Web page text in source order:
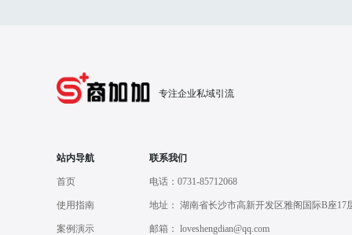
用户留资
支付对接
短信短链
公用小程序加粉
专注企业私域引流
站内导航
首页
使用指南
案例演示
联系我们
电话：0731-85712068
地址： 湖南省长沙市高新开发区雅阁国际B座17
邮箱： loveshengdian@qq.com